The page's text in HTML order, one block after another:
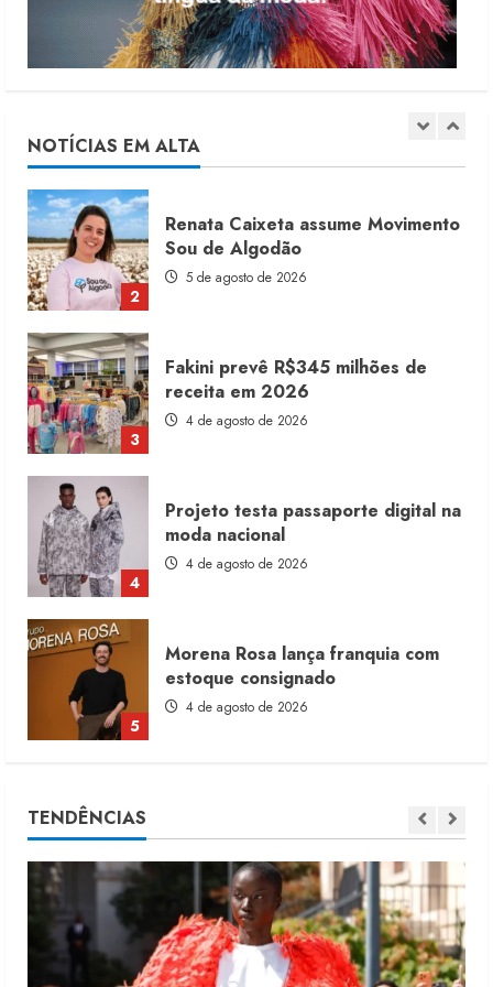
NOTÍCIAS EM ALTA
5
1
6 de agosto de 2026
2
Renata Caixeta assume Movimento
Sou de Algodão
5 de agosto de 2026
3
Fakini prevê R$345 milhões de
receita em 2026
4 de agosto de 2026
4
Projeto testa passaporte digital na
moda nacional
4 de agosto de 2026
5
Morena Rosa lança franquia com
estoque consignado
4 de agosto de 2026
1
Renata Caixeta assume Movimento
Sou de Algodão
TENDÊNCIAS